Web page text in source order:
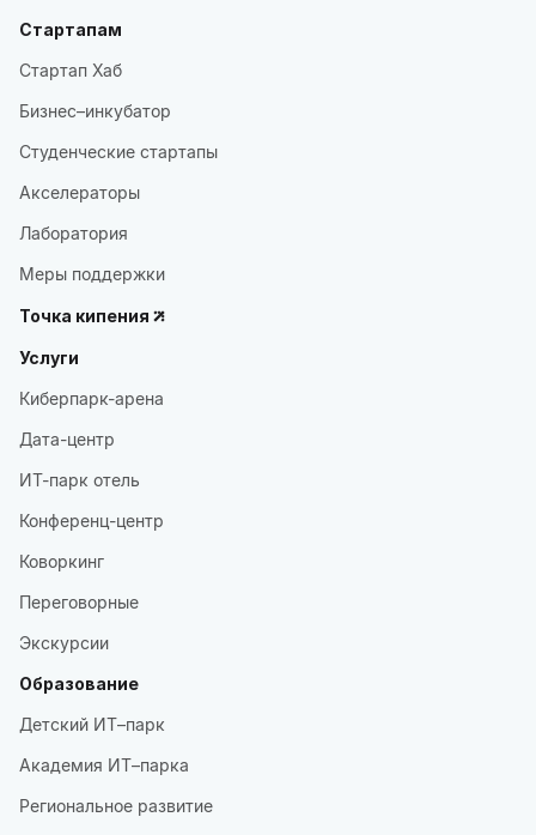
Стартапам
Стартап Хаб
Бизнес–инкубатор
Студенческие стартапы
Акселераторы
Лаборатория
Меры поддержки
Точка кипения
Услуги
Киберпарк-арена
Дата-центр
ИТ-парк отель
Конференц-центр
Коворкинг
Переговорные
Экскурсии
Образование
Детский ИТ–парк
Академия ИТ–парка
Региональное развитие